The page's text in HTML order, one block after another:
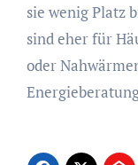
sie wenig Platz
sind eher für
oder